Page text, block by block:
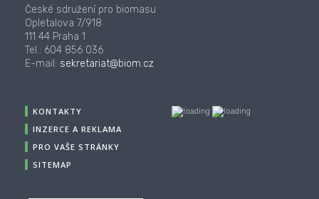
České sdružení pro biomasu
Opletalova 7/918
111 44 Praha 1
Tel.: 604 856 036
E-mail: sekretariat@biom.cz
KONTAKTY
INZERCE A REKLAMA
PRO VAŠE STRÁNKY
SITEMAP